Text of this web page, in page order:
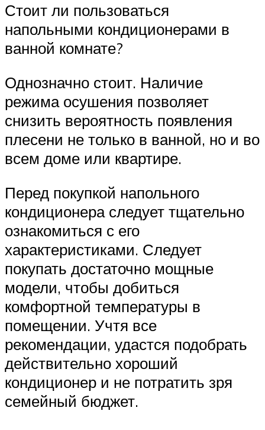
Стоит ли пользоваться
напольными кондиционерами в
ванной комнате?
Однозначно стоит. Наличие
режима осушения позволяет
снизить вероятность появления
плесени не только в ванной, но и во
всем доме или квартире.
Перед покупкой напольного
кондиционера следует тщательно
ознакомиться с его
характеристиками. Следует
покупать достаточно мощные
модели, чтобы добиться
комфортной температуры в
помещении. Учтя все
рекомендации, удастся подобрать
действительно хороший
кондиционер и не потратить зря
семейный бюджет.